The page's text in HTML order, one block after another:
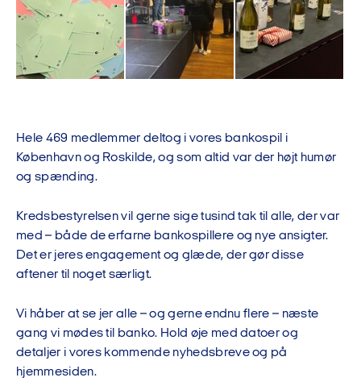
Hele 469 medlemmer deltog i vores bankospil i
København og Roskilde, og som altid var der højt humør
og spænding.
Kredsbestyrelsen vil gerne sige tusind tak til alle, der var
med – både de erfarne bankospillere og nye ansigter.
Det er jeres engagement og glæde, der gør disse
aftener til noget særligt.
Vi håber at se jer alle – og gerne endnu flere – næste
gang vi mødes til banko. Hold øje med datoer og
detaljer i vores kommende nyhedsbreve og på
hjemmesiden.